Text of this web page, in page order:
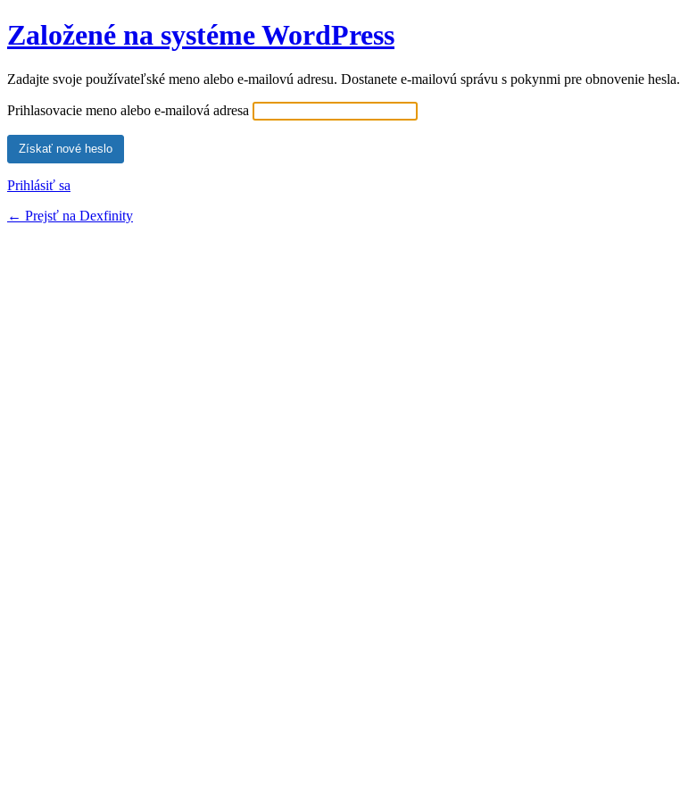
Založené na systéme WordPress
Zadajte svoje používateľské meno alebo e-mailovú adresu. Dostanete e-mailovú správu s pokynmi pre obnovenie hesla.
Prihlasovacie meno alebo e-mailová adresa
Prihlásiť sa
← Prejsť na Dexfinity